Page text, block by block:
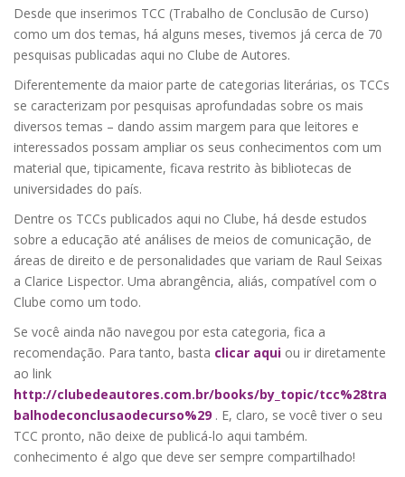
Desde que inserimos TCC (Trabalho de Conclusão de Curso)
como um dos temas, há alguns meses, tivemos já cerca de 70
pesquisas publicadas aqui no Clube de Autores.
Diferentemente da maior parte de categorias literárias, os TCCs
se caracterizam por pesquisas aprofundadas sobre os mais
diversos temas – dando assim margem para que leitores e
interessados possam ampliar os seus conhecimentos com um
material que, tipicamente, ficava restrito às bibliotecas de
universidades do país.
Dentre os TCCs publicados aqui no Clube, há desde estudos
sobre a educação até análises de meios de comunicação, de
áreas de direito e de personalidades que variam de Raul Seixas
a Clarice Lispector. Uma abrangência, aliás, compatível com o
Clube como um todo.
Se você ainda não navegou por esta categoria, fica a
recomendação. Para tanto, basta clicar aqui ou ir diretamente
ao link
http://clubedeautores.com.br/books/by_topic/tcc%28tra
balhodeconclusaodecurso%29 . E, claro, se você tiver o seu
TCC pronto, não deixe de publicá-lo aqui também.
conhecimento é algo que deve ser sempre compartilhado!